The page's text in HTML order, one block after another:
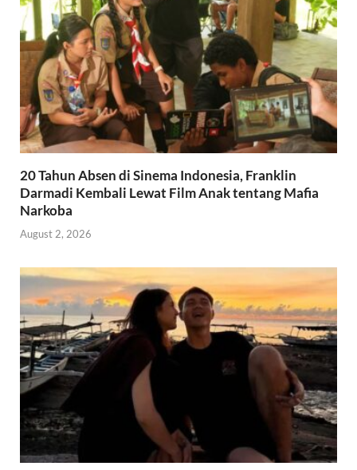
20 Tahun Absen di Sinema Indonesia, Franklin
Darmadi Kembali Lewat Film Anak tentang Mafia
Narkoba
August 2, 2026